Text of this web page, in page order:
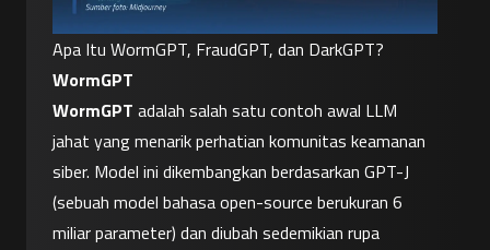
Apa Itu WormGPT, FraudGPT, dan DarkGPT?
WormGPT
WormGPT adalah salah satu contoh awal LLM
jahat yang menarik perhatian komunitas keamanan
siber. Model ini dikembangkan berdasarkan GPT-J
(sebuah model bahasa open-source berukuran 6
miliar parameter) dan diubah sedemikian rupa